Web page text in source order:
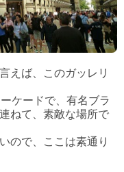
えば、このガッレリ
ケードで、有名ブラ
ねて、素敵な場所で
ので、ここは素通り